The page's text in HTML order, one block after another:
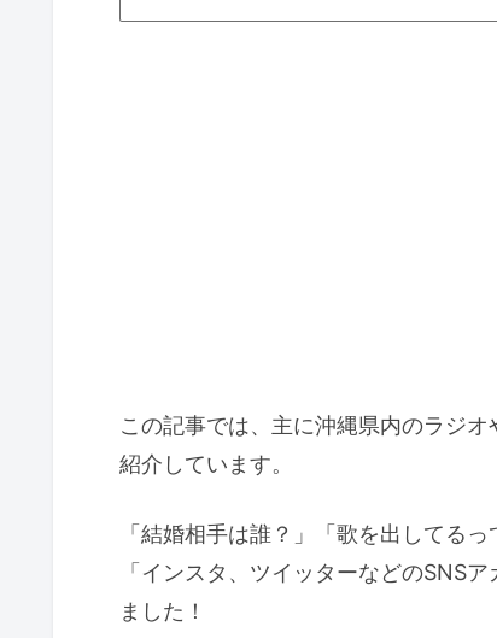
この記事では、主に沖縄県内のラジ
紹介しています。
「結婚相手は誰？」「歌を出してる
「インスタ、ツイッターなどのSNS
ました！